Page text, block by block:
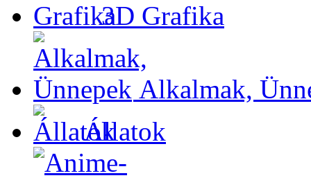
3D Grafika
Alkalmak,
Állatok